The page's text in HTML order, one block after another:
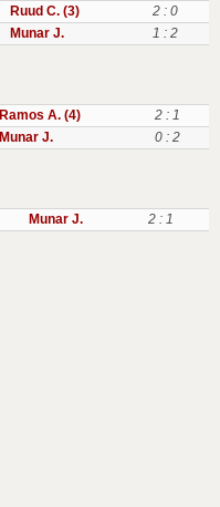
Ruud C. (3)
2 : 0
Munar J. 1 : 2
Ramos A. (4)
2 : 1
Munar J. 0 : 2
Munar J. 2 : 1